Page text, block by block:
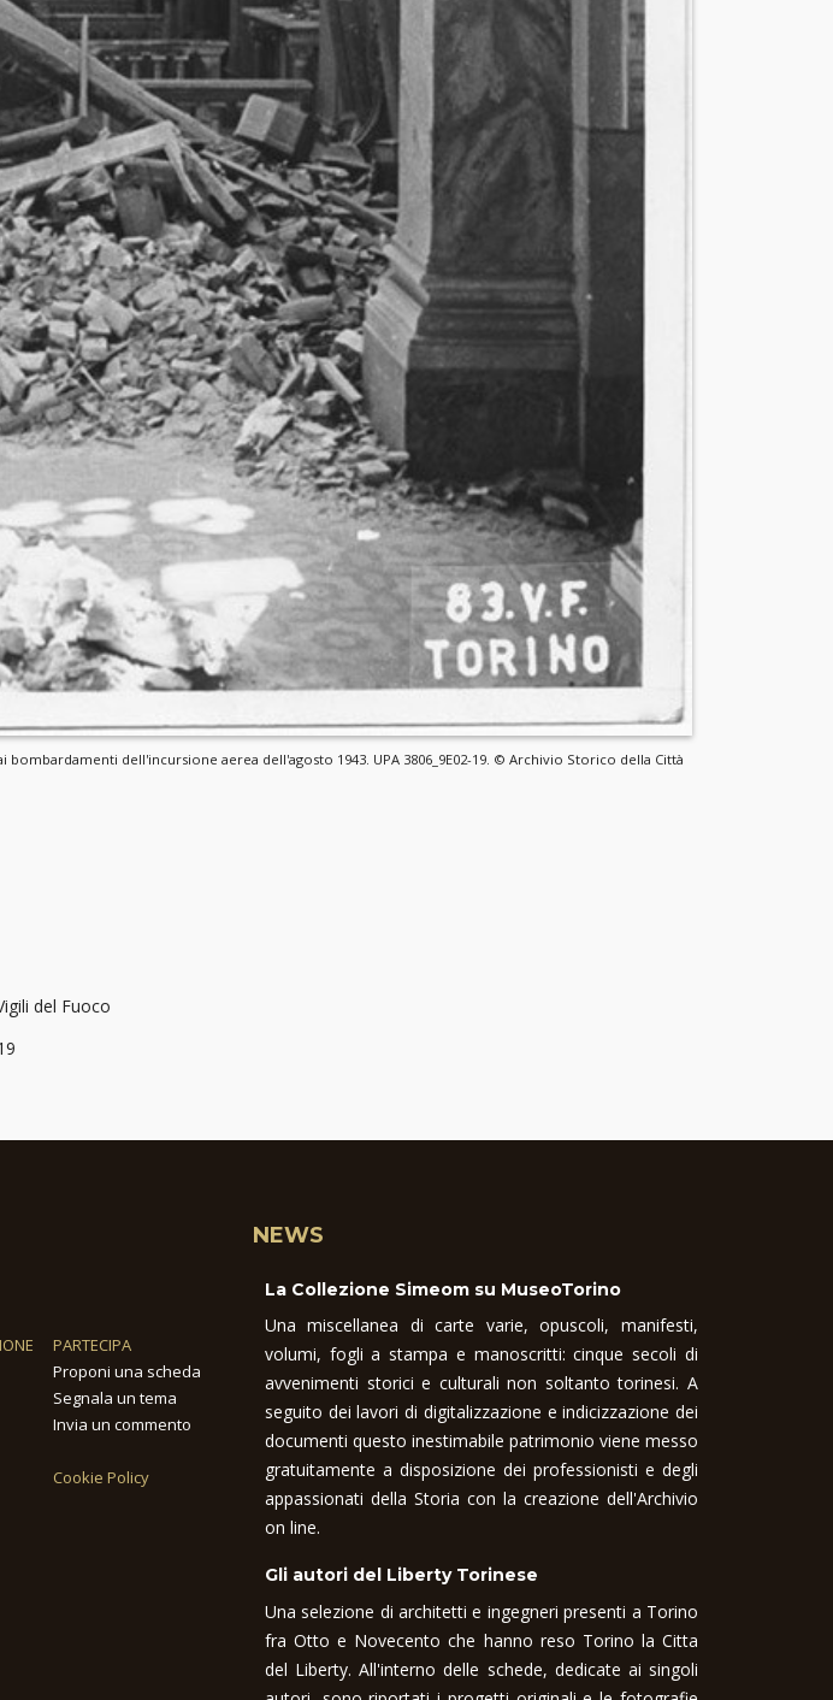
dell'incursione aerea dell'agosto 1943. UPA 3806_9E02-19. © Archivio Storico della Città
del Fuoco
PARTECIPA
Proponi una scheda
Segnala un tema
Invia un commento
Cookie Policy
NEWS
La Collezione Simeom su MuseoTorino
Una miscellanea di carte varie, opuscoli, manifesti,
volumi, fogli a stampa e manoscritti: cinque secoli di
avvenimenti storici e culturali non soltanto torinesi. A
seguito dei lavori di digitalizzazione e indicizzazione dei
documenti questo inestimabile patrimonio viene messo
gratuitamente a disposizione dei professionisti e degli
appassionati della Storia con la creazione dell'Archivio
on line.
Gli autori del Liberty Torinese
Una selezione di architetti e ingegneri presenti a Torino
fra Otto e Novecento che hanno reso Torino la Citta
del Liberty. All'interno delle schede, dedicate ai singoli